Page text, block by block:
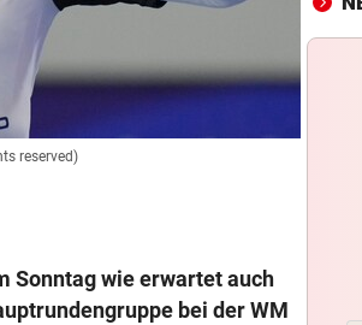
reserved)
Sonntag wie erwartet auch
bei der WM
BEI